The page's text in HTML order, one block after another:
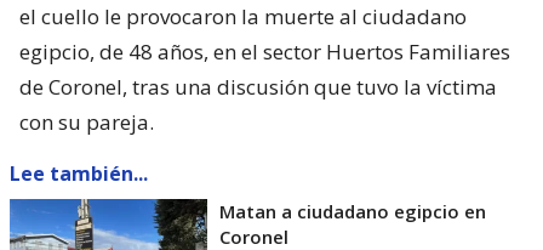
el cuello le provocaron la muerte al ciudadano
egipcio, de 48 años, en el sector Huertos Familiares
de Coronel, tras una discusión que tuvo la víctima
con su pareja.
Lee también...
Matan a ciudadano egipcio en
Coronel